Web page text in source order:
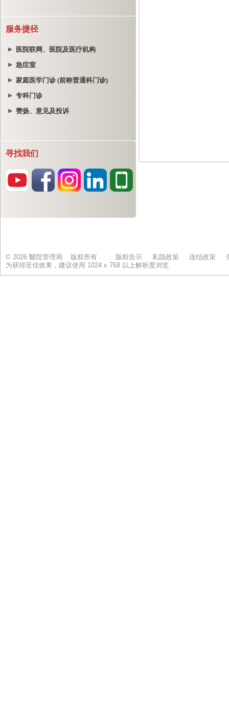
服务捷径
医院联网、医院及医疗机构
急症室
家庭医学门诊 (前称普通科门诊)
专科门诊
赞扬、意见及投诉
寻找我们
© 2026 醫院管理局 版权所有 版权告示 私隐政策 连结政策
为获得至佳效果，建议使用 1024 x 768 以上解析度浏览